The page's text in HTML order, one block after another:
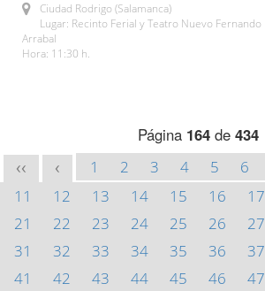
Ciudad Rodrigo (Salamanca)
Lugar: Recinto Ferial y Teatro Nuevo Fernando
Arrabal
Hora: 11:30 h.
Página 164de 434
<< < 1 2 3 4 5 6
11
12 13 14 15 16 17
21
22 23 24 25 26 27
31
32 33 34 35 36 37
41
42 43 44 45 46 47